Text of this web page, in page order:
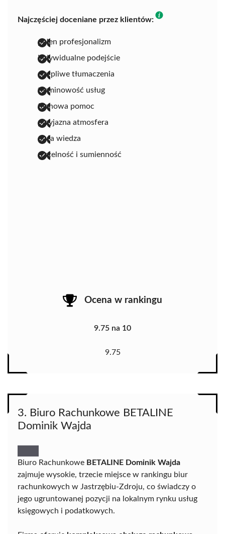
Najczęściej doceniane przez klientów:
pełen profesjonalizm
indywidualne podejście
cierpliwe tłumaczenia
terminowość usług
fachowa pomoc
przyjazna atmosfera
duża wiedza
rzetelność i sumienność
Ocena w rankingu
9.75 na 10
9.75
3. Biuro Rachunkowe BETALINE
Dominik Wajda
Biuro Rachunkowe BETALINE Dominik Wajda
zajmuje wysokie, trzecie miejsce w rankingu biur
rachunkowych w Jastrzębiu-Zdroju, co świadczy o
jego ugruntowanej pozycji na lokalnym rynku usług
księgowych i podatkowych.